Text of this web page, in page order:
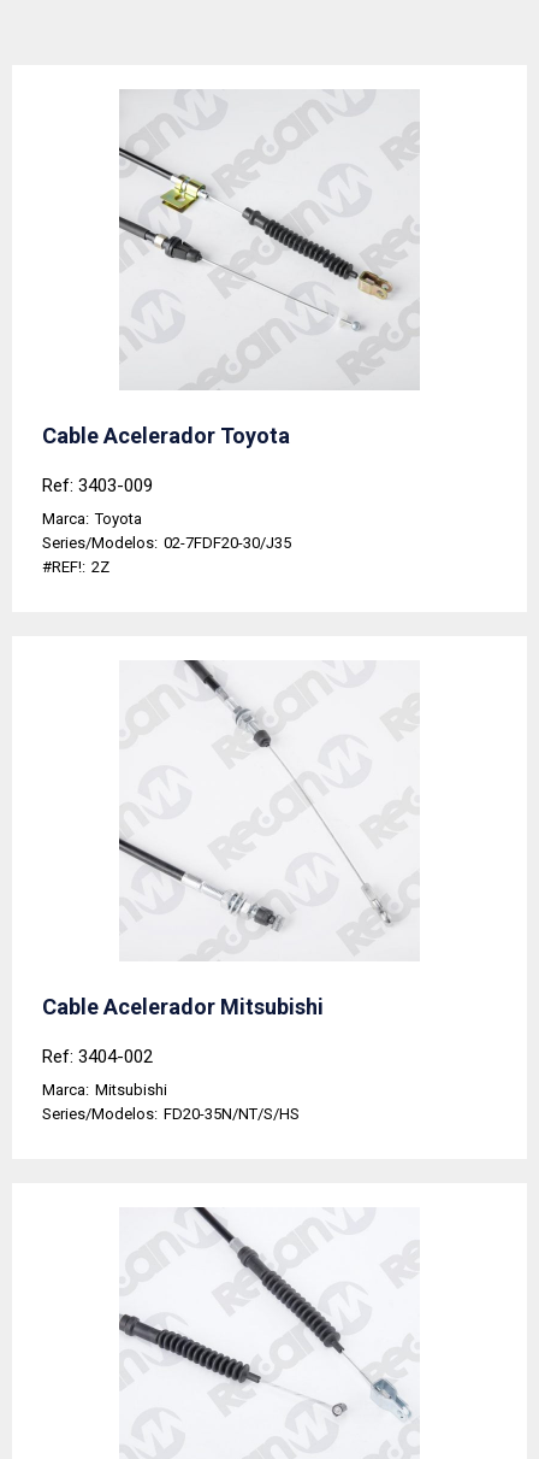
Cable Acelerador Toyota
Ref: 3403-009
Marca: Toyota
Series/Modelos: 02-7FDF20-30/J35
#REF!: 2Z
Cable Acelerador Mitsubishi
Ref: 3404-002
Marca: Mitsubishi
Series/Modelos: FD20-35N/NT/S/HS